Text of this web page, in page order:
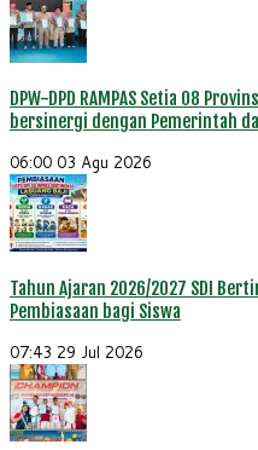
DPW-DPD RAMPAS Setia 08
bersinergi dengan Pemerintah
06:00 03 Agu 2026
Tahun Ajaran 2026/2027 SDI
Pembiasaan bagi Siswa
07:43 29 Jul 2026